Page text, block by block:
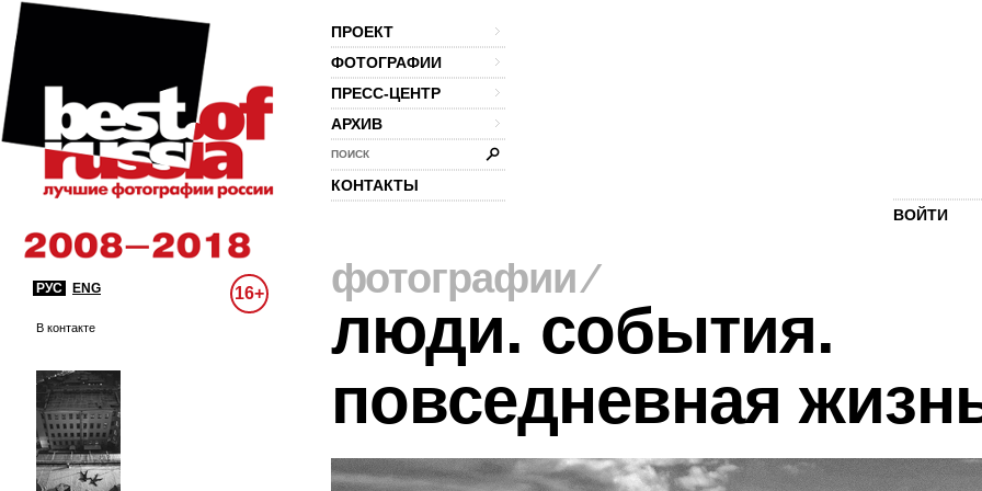
ПРОЕКТ
ФОТОГРАФИИ
ПРЕСС-ЦЕНТР
АРХИВ
ПОИСК
КОНТАКТЫ
ВОЙТИ
РУС ENG 16+
В контакте
фотографии⁄
люди. события.
повседневная